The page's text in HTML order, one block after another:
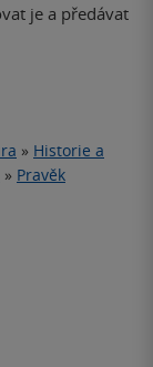
je a předávat
» Historie a
» Pravěk